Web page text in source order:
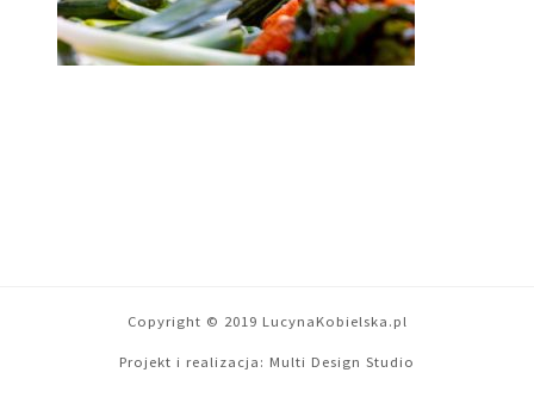
Copyright © 2019 LucynaKobielska.pl
Projekt i realizacja: Multi Design Studio